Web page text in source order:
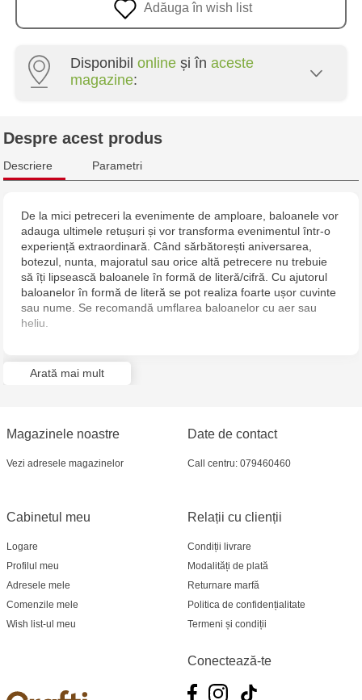
Adăuga în wish list
Disponibil online și în aceste
magazine:
Crafti Botanica - bd. Decebal, 139
Crafti Buiucani - str. Alba Iulia, 77/18
Crafti Ciocana - str. Alecu Russo, 61/6
Crafti Riscani - bd. Moscova, 2
Crafti Comrat - str Pobeda,48
Crafti Centru - bd. Ștefan cel Mare și Sfânt,
Crafti Ciocana - bd. Mircea cel Bătrân,17/3
Crafti Buiucani - str. Ion Creangă, 68/1
Crafti Ciocana- Port Mall, etajul 3
Despre acest produs
Descriere Parametri
De la mici petreceri la evenimente de amploare, baloanele vor
adauga ultimele retușuri și vor transforma evenimentul într-o
experiență extraordinară. Când sărbătorești aniversarea,
botezul, nunta, majoratul sau orice altă petrecere nu trebuie
să îți lipsească baloanele în formă de literă/cifră. Cu ajutorul
baloanelor în formă de literă se pot realiza foarte ușor cuvinte
sau nume. Se recomandă umflarea baloanelor cu aer sau
heliu.
Arată mai mult
Magazinele noastre
Vezi adresele magazinelor
Relații cu clienții
Condiții livrare
Modalități de plată
Returnare marfă
Politica de confidențialitate
Termeni și condiții
Cabinetul meu
Logare
Profilul meu
Adresele mele
Comenzile mele
Wish list-ul meu
Date de contact
Call centru: 079460460
Conectează-te